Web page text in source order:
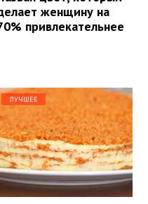
женщину на
привлекательнее
ЛУЧШЕЕ